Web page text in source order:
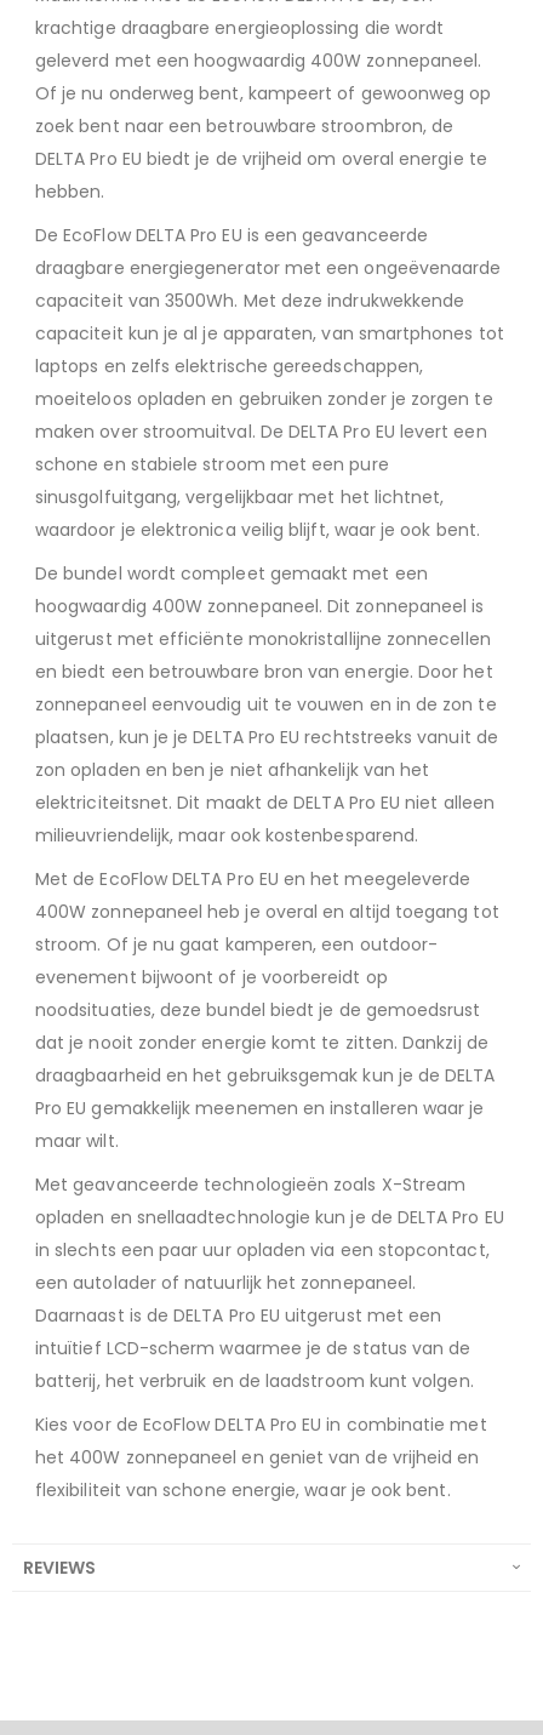
krachtige draagbare energieoplossing die wordt
geleverd met een hoogwaardig 400W zonnepaneel.
Of je nu onderweg bent, kampeert of gewoonweg op
zoek bent naar een betrouwbare stroombron, de
DELTA Pro EU biedt je de vrijheid om overal energie te
hebben.
De EcoFlow DELTA Pro EU is een geavanceerde
draagbare energiegenerator met een ongeëvenaarde
capaciteit van 3500Wh. Met deze indrukwekkende
capaciteit kun je al je apparaten, van smartphones tot
laptops en zelfs elektrische gereedschappen,
moeiteloos opladen en gebruiken zonder je zorgen te
maken over stroomuitval. De DELTA Pro EU levert een
schone en stabiele stroom met een pure
sinusgolfuitgang, vergelijkbaar met het lichtnet,
waardoor je elektronica veilig blijft, waar je ook bent.
De bundel wordt compleet gemaakt met een
hoogwaardig 400W zonnepaneel. Dit zonnepaneel is
uitgerust met efficiënte monokristallijne zonnecellen
en biedt een betrouwbare bron van energie. Door het
zonnepaneel eenvoudig uit te vouwen en in de zon te
plaatsen, kun je je DELTA Pro EU rechtstreeks vanuit de
zon opladen en ben je niet afhankelijk van het
elektriciteitsnet. Dit maakt de DELTA Pro EU niet alleen
milieuvriendelijk, maar ook kostenbesparend.
Met de EcoFlow DELTA Pro EU en het meegeleverde
400W zonnepaneel heb je overal en altijd toegang tot
stroom. Of je nu gaat kamperen, een outdoor-
evenement bijwoont of je voorbereidt op
noodsituaties, deze bundel biedt je de gemoedsrust
dat je nooit zonder energie komt te zitten. Dankzij de
draagbaarheid en het gebruiksgemak kun je de DELTA
Pro EU gemakkelijk meenemen en installeren waar je
maar wilt.
Met geavanceerde technologieën zoals X-Stream
opladen en snellaadtechnologie kun je de DELTA Pro EU
in slechts een paar uur opladen via een stopcontact,
een autolader of natuurlijk het zonnepaneel.
Daarnaast is de DELTA Pro EU uitgerust met een
intuïtief LCD-scherm waarmee je de status van de
batterij, het verbruik en de laadstroom kunt volgen.
Kies voor de EcoFlow DELTA Pro EU in combinatie met
het 400W zonnepaneel en geniet van de vrijheid en
flexibiliteit van schone energie, waar je ook bent.
REVIEWS